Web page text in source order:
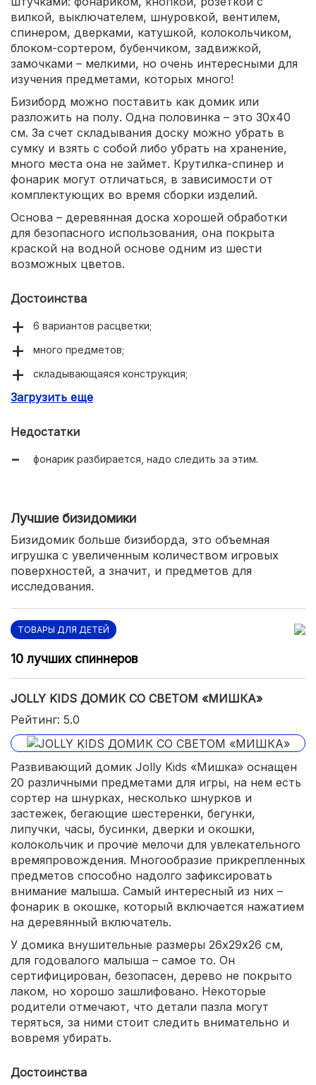
вилкой, выключателем, шнуровкой, вентилем,
спинером, дверками, катушкой, колокольчиком,
блоком-сортером, бубенчиком, задвижкой,
замочками – мелкими, но очень интересными для
изучения предметами, которых много!
Бизиборд можно поставить как домик или
разложить на полу. Одна половинка – это 30х40
см. За счет складывания доску можно убрать в
сумку и взять с собой либо убрать на хранение,
много места она не займет. Крутилка-спинер и
фонарик могут отличаться, в зависимости от
комплектующих во время сборки изделий.
Основа – деревянная доска хорошей обработки
для безопасного использования, она покрыта
краской на водной основе одним из шести
возможных цветов.
Достоинства
6 вариантов расцветки;
много предметов;
складывающаяся конструкция;
есть фонарик.
Загрузить еще
Недостатки
фонарик разбирается, надо следить за этим.
Лучшие бизидомики
Бизидомик больше бизиборда, это объемная
игрушка с увеличенным количеством игровых
поверхностей, а значит, и предметов для
исследования.
ТОВАРЫ ДЛЯ ДЕТЕЙ
10 лучших спиннеров
JOLLY KIDS ДОМИК СО СВЕТОМ «МИШКА»
Рейтинг: 5.0
Развивающий домик Jolly Kids «Мишка» оснащен
20 различными предметами для игры, на нем есть
сортер на шнурках, несколько шнурков и
застежек, бегающие шестеренки, бегунки,
липучки, часы, бусинки, дверки и окошки,
колокольчик и прочие мелочи для увлекательного
времяпровождения. Многообразие прикрепленных
предметов способно надолго зафиксировать
внимание малыша. Самый интересный из них –
фонарик в окошке, который включается нажатием
на деревянный включатель.
У домика внушительные размеры 26х29х26 см,
для годовалого малыша – самое то. Он
сертифицирован, безопасен, дерево не покрыто
лаком, но хорошо зашлифовано. Некоторые
родители отмечают, что детали пазла могут
теряться, за ними стоит следить внимательно и
вовремя убирать.
Достоинства